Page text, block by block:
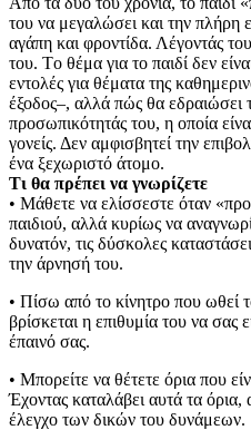
του να μεγαλώσει και την πλήρη
αγάπη και φροντίδα. Λέγοντάς
του. Tο θέμα για το παιδί δεν
εντολές για θέματα της
έξοδος–, αλλά πώς θα εδραιώσει
προσωπικότητάς του, η οποία
γονείς. Δεν αμφισβητεί την
ένα ξεχωριστό άτομο.
Τι θα πρέπει να γνωρίζετε
• Μάθετε να ελίσσεστε όταν
παιδιού, αλλά κυρίως να
δυνατόν, τις δύσκολες
την άρνησή του.
• Πίσω από το κίνητρο που ωθεί
βρίσκεται η επιθυμία του να σας
έπαινό σας.
• Mπορείτε να θέτετε όρια που
Έχοντας καταλάβει αυτά τα όρια,
έλεγχο των δικών του δυνάμεων.